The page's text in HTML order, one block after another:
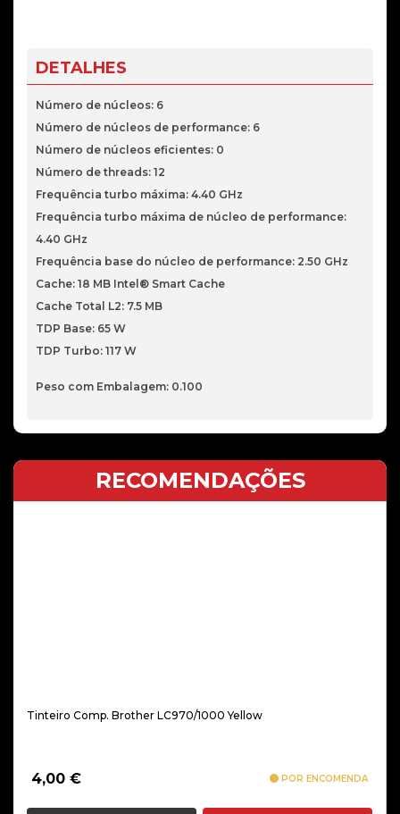
DETALHES
Número de núcleos: 6
Número de núcleos de performance: 6
Número de núcleos eficientes: 0
Número de threads: 12
Frequência turbo máxima: 4.40 GHz
Frequência turbo máxima de núcleo de performance:
4.40 GHz
Frequência base do núcleo de performance: 2.50 GHz
Cache: 18 MB Intel® Smart Cache
Cache Total L2: 7.5 MB
TDP Base: 65 W
TDP Turbo: 117 W
Peso com Embalagem: 0.100
RECOMENDAÇÕES
Tinteiro Comp. Brother LC970/1000 Yellow
4,00 € POR ENCOMENDA